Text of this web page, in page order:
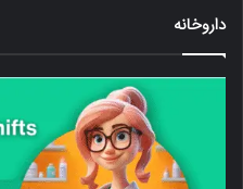
داروخانه